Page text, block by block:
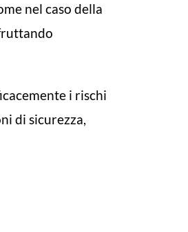
nel caso della
i rischi
di sicurezza,